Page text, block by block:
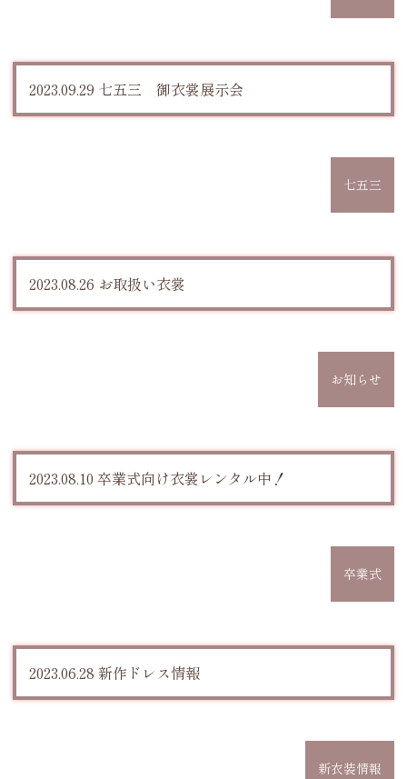
2023.09.29 七五三 御衣裳展示会
七五三
2023.08.26 お取扱い衣裳
お知らせ
2023.08.10 卒業式向け衣裳レンタル中！
卒業式
2023.06.28 新作ドレス情報
新衣装情報